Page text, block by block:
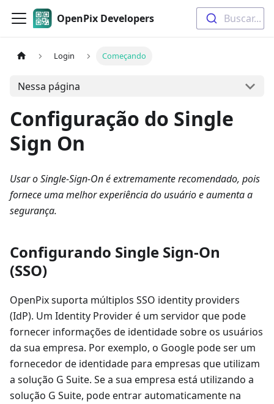
OpenPix Developers Buscar...
Login Começando
Nessa página
Configuração do Single
Sign On
Usar o Single-Sign-On é extremamente recomendado, pois
fornece uma melhor experiência do usuário e aumenta a
segurança.
Configurando Single Sign-On
(SSO)
OpenPix suporta múltiplos SSO identity providers
(IdP). Um Identity Provider é um servidor que pode
fornecer informações de identidade sobre os usuários
da sua empresa. Por exemplo, o Google pode ser um
fornecedor de identidade para empresas que utilizam
a solução G Suite. Se a sua empresa está utilizando a
solução G Suite, pode entrar automaticamente na